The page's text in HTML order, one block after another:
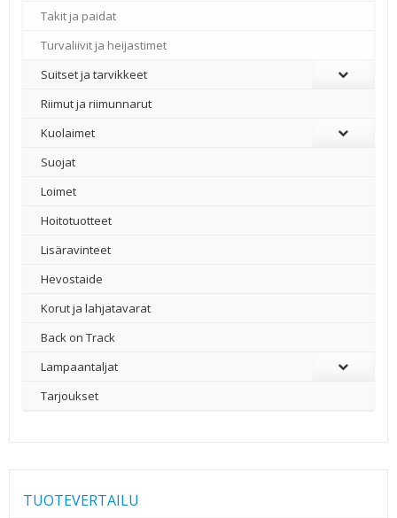
Takit ja paidat
Turvaliivit ja heijastimet
Suitset ja tarvikkeet
Riimut ja riimunnarut
Kuolaimet
Suojat
Loimet
Hoitotuotteet
Lisäravinteet
Hevostaide
Korut ja lahjatavarat
Back on Track
Lampaantaljat
Tarjoukset
TUOTEVERTAILU